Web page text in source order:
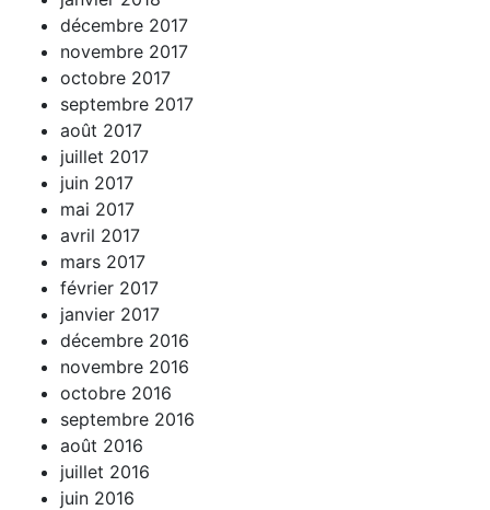
décembre 2017
novembre 2017
octobre 2017
septembre 2017
août 2017
juillet 2017
juin 2017
mai 2017
avril 2017
mars 2017
février 2017
janvier 2017
décembre 2016
novembre 2016
octobre 2016
septembre 2016
août 2016
juillet 2016
juin 2016